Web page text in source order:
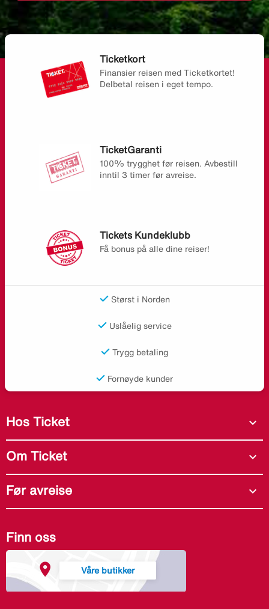
Ticketkort
Finansier reisen med Ticketkortet!
Delbetal reisen i eget tempo.
TicketGaranti
100% trygghet før reisen. Avbestill
inntil 3 timer før avreise.
Tickets Kundeklubb
Få bonus på alle dine reiser!
Størst i Norden
Uslåelig service
Trygg betaling
Fornøyde kunder
Hos Ticket expand_more
Om Ticket expand_more
Før avreise expand_more
Finn oss
Våre butikker